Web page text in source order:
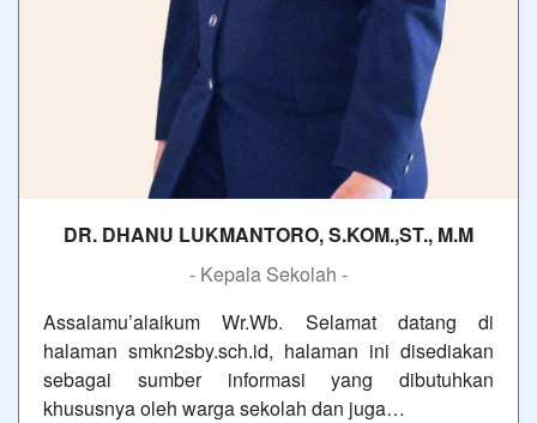
DR. DHANU LUKMANTORO, S.KOM.,ST., M.M
- Kepala Sekolah -
Assalamu’alaikum Wr.Wb. Selamat datang di
halaman smkn2sby.sch.id, halaman ini disediakan
sebagai sumber informasi yang dibutuhkan
khususnya oleh warga sekolah dan juga…